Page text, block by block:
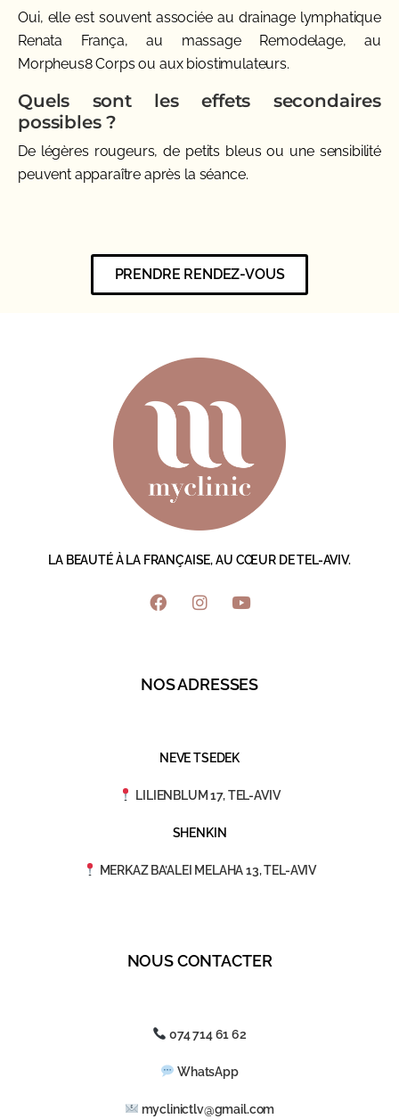
Oui, elle est souvent associée au drainage lymphatique
Renata França, au massage Remodelage, au
Morpheus8 Corps ou aux biostimulateurs.
Quels sont les effets secondaires
possibles ?
De légères rougeurs, de petits bleus ou une sensibilité
peuvent apparaître après la séance.
PRENDRE RENDEZ-VOUS
LA BEAUTÉ À LA FRANÇAISE, AU CŒUR DE TEL-AVIV.
NOS ADRESSES
NEVE TSEDEK
LILIENBLUM 17, TEL-AVIV
SHENKIN
MERKAZ BA’ALEI MELAHA 13, TEL-AVIV
NOUS CONTACTER
074 714 61 62
WhatsApp
myclinictlv@gmail.com